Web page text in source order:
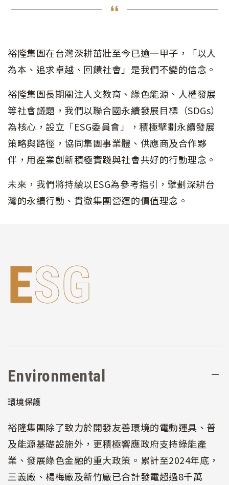
裕隆集團在台灣深耕茁壯至今已逾一甲子，「以人
為本、追求卓越、回饋社會」是我們不變的信念。
裕隆集團長期關注人文教育、綠色能源、人權發展
等社會議題，我們以聯合國永續發展目標（SDGs）
為核心，設立「ESG委員會」，積極擘劃永續發展
策略與路徑，協同集團事業體、供應商及合作夥
伴，用產業創新積極實踐與社會共好的行動理念。
未來，我們將持續以ESG為參考指引，擘劃深耕台
灣的永續行動、貫徹集團營運的價值理念。
ESG
Environmental
環境保護
裕隆集團除了致力於開發友善環境的電動運具、普
及能源基礎設施外，更積極響應政府支持綠能產
業、發展綠色金融的重大政策。累計至2024年底，
三義廠、楊梅廠及新竹廠已合計發電超過8千萬